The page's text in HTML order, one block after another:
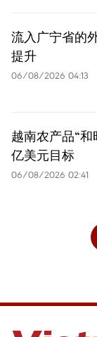
流入广宁省的
提升
06/08/2026 04:13
越南农产品“
亿美元目标
06/08/2026 02:41